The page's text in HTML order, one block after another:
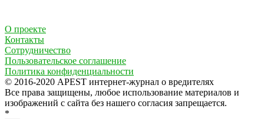
О проекте
Контакты
Сотрудничество
Пользовательское соглашение
Политика конфиденциальности
© 2016-2020 APEST интернет-журнал о вредителях
Все права защищены, любое использование материалов и
изображений с сайта без нашего согласия запрещается.
*